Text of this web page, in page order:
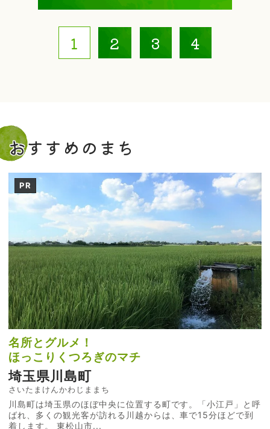
1 2 3 4
おすすめのまち
PR
名所とグルメ！
ほっこりくつろぎのマチ
埼玉県川島町
さいたまけんかわじままち
川島町は埼玉県のほぼ中央に位置する町です。「小江戸」と呼
ばれ、多くの観光客が訪れる川越からは、車で15分ほどで到
着します。 東松山市...